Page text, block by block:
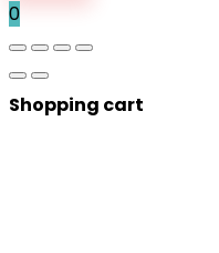
0
Shopping cart